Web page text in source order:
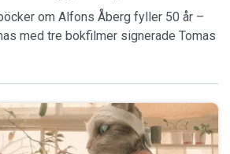
om Alfons Åberg fyller 50 år –
med tre bokfilmer signerade Tomas